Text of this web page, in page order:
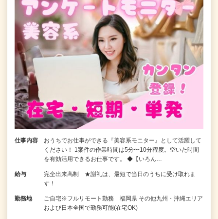
仕事内容
おうちでお仕事ができる『美容系モニター』として活躍して
ください！ 1案件の作業時間は5分〜10分程度。空いた時間
を有効活用できるお仕事です。 ◆【いろん…
給与
完全出来高制 ★謝礼は、最短で当日のうちに受け取れま
す！
勤務地
ご自宅※フルリモート勤務 福岡県 その他九州・沖縄エリア
および日本全国で勤務可能(在宅OK)